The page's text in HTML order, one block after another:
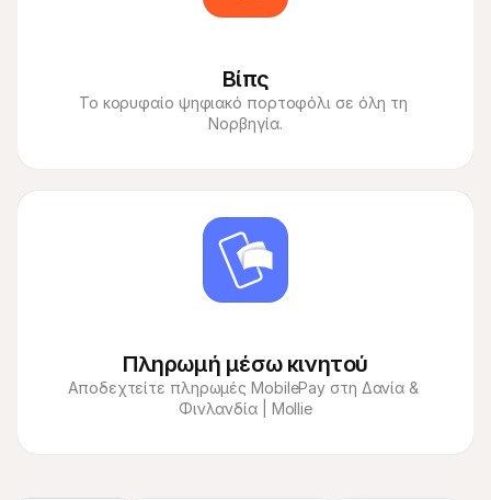
Βίπς
Το κορυφαίο ψηφιακό πορτοφόλι σε όλη τη
Νορβηγία.
Πληρωμή μέσω κινητού
Αποδεχτείτε πληρωμές MobilePay στη Δανία &
Φινλανδία | Mollie